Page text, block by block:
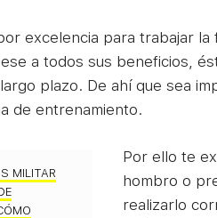
excelencia para trabajar
a todos sus beneficios,
plazo. De ahí que sea
de entrenamiento.
MILITAR
Por ello te
hombro o
realizarlo